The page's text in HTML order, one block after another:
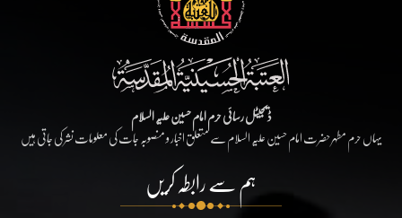
ڈیجیٹل رسائی حرم امام حسین علیہ السلام
یہاں حرم مطہر حضرت امام حسین علیہ السلام سے متعلق اخبار و منصوبہ جات کی معلومات نشر کی جاتی ہیں
ہم سے رابطہ کریں